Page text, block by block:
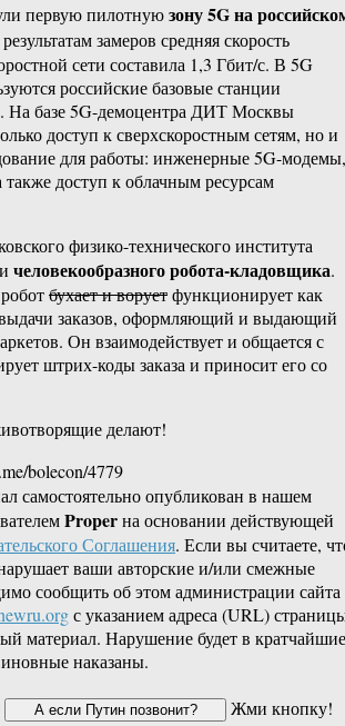
первую пилотнуюзону 5G на
замеров средняя скорость
сети составила 1,3 Гбит/с. В 5G
российские базовые станции
На базе 5G-демоцентра ДИТ Москвы
доступ к сверхскоростным сетям, но и
для работы: инженерные 5G-модемы,
доступ к облачным ресурсам
физико-технического института
человекообразного робота-кладовщика.
бухает и воруетфункционирует как
заказов, оформляющий и выдающий
Он взаимодействует и общается с
штрих-коды заказа и приносит его со
делают!
bolecon/4779
самостоятельно опубликован в нашем
Properна основании действующей
Соглашения. Если вы считаете,
ваши авторские и/или смежные
сообщить об этом администрации сайта
с указанием адреса (URL)
материал. Нарушение будет в кратчайшие
наказаны.
Жми кнопку!